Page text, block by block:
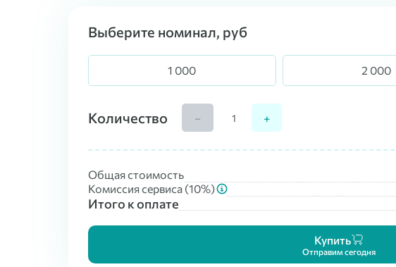
Выберите номинал, руб
1 000 2 000
Количество − +
Общая стоимость
Комиссия сервиса (10%)
Итого к оплате
Купить
Отправим сегодня